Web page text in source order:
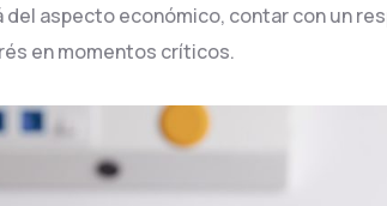
del aspecto económico, contar con un
en momentos críticos.